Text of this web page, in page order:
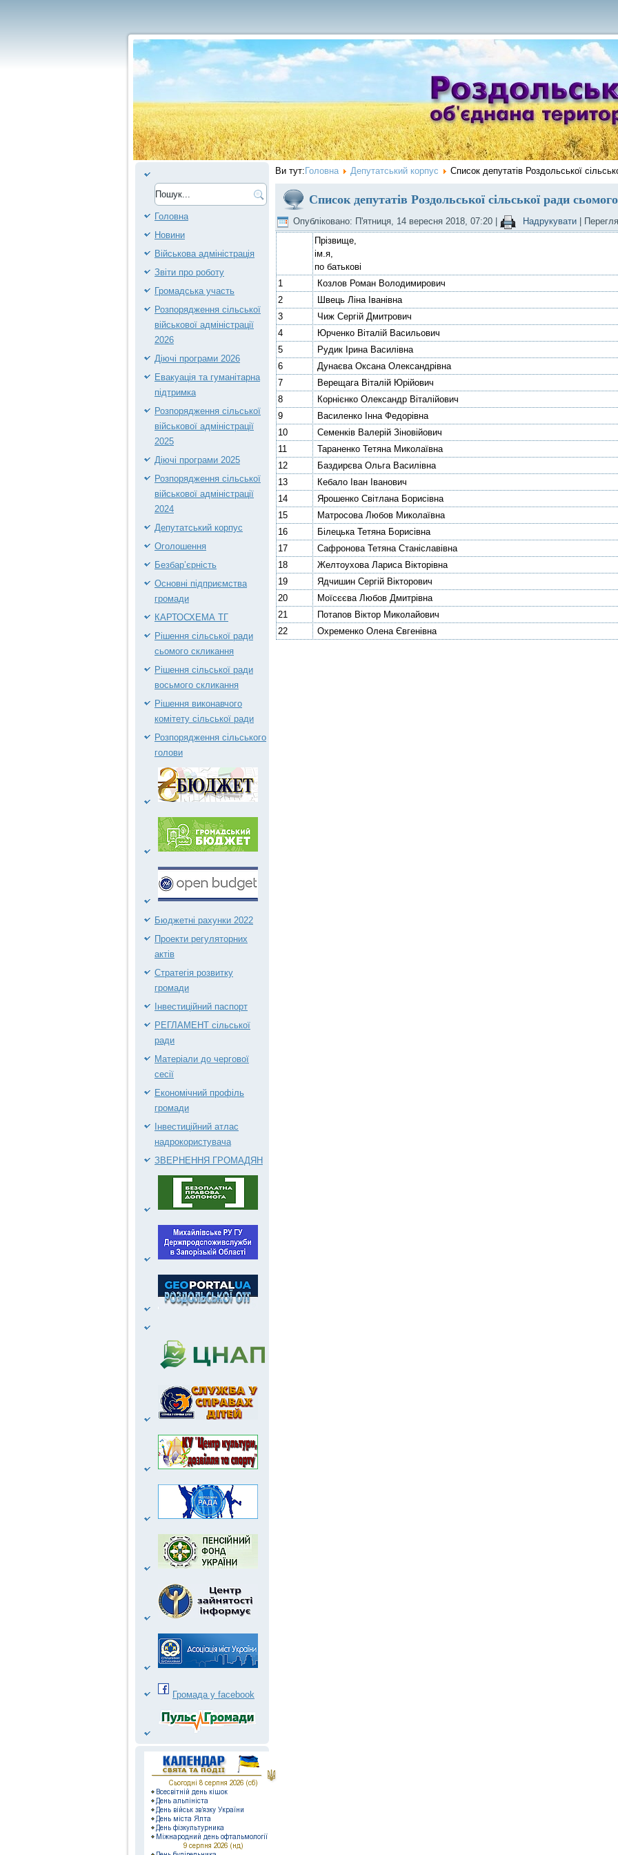
Головна
Новини
Військова адміністрація
Звіти про роботу
Громадська участь
Розпорядження сільської
військової адміністрації
2026
Діючі програми 2026
Евакуація та гуманітарна
підтримка
Розпорядження сільської
військової адміністрації
2025
Діючі програми 2025
Розпорядження сільської
військової адміністрації
2024
Депутатський корпус
Оголошення
Безбар’єрність
Основні підприємства
громади
КАРТОСХЕМА ТГ
Рішення сільської ради
сьомого скликання
Рішення сільської ради
восьмого скликання
Рішення виконавчого
комітету сільської ради
Розпорядження сільського
голови
Бюджетні рахунки 2022
Проекти регуляторних
актів
Стратегія розвитку
громади
Інвестиційний паспорт
РЕГЛАМЕНТ сільської
ради
Матеріали до чергової
сесії
Економічний профіль
громади
Інвестиційний атлас
надрокористувача
ЗВЕРНЕННЯ ГРОМАДЯН
Громада у facebook
Ви тут: Головна Депутатський корпус Список депутатів Роздольської
Список депутатів Роздольської сільської ради
Опубліковано: П'ятниця, 14 вересня 2018, 07:20 Надрукувати
|
Прізвище,
ім.я,
по батькові
1
Козлов Роман Володимирович
2
Швець Ліна Іванівна
3
Чиж Сергій Дмитрович
4
Юрченко Віталій Васильович
5
Рудик Ірина Василівна
6
Дунаєва Оксана Олександрівна
7
Верещага Віталій Юрійович
8
Корнієнко Олександр Віталійович
9
Василенко Інна Федорівна
10
Семенків Валерій Зіновійович
11
Тараненко Тетяна Миколаївна
12
Баздирєва Ольга Василівна
13
Кебало Іван Іванович
14
Ярошенко Світлана Борисівна
15
Матросова Любов Миколаївна
16
Білецька Тетяна Борисівна
17
Сафронова Тетяна Станіславівна
18
Желтоухова Лариса Вікторівна
19
Ядчишин Сергій Вікторович
20
Моїсєєва Любов Дмитрівна
21
Потапов Віктор Миколайович
22
Охременко Олена Євгенівна